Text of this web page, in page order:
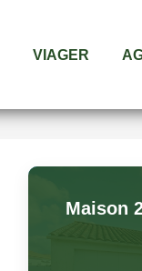
VIAGER
Maison